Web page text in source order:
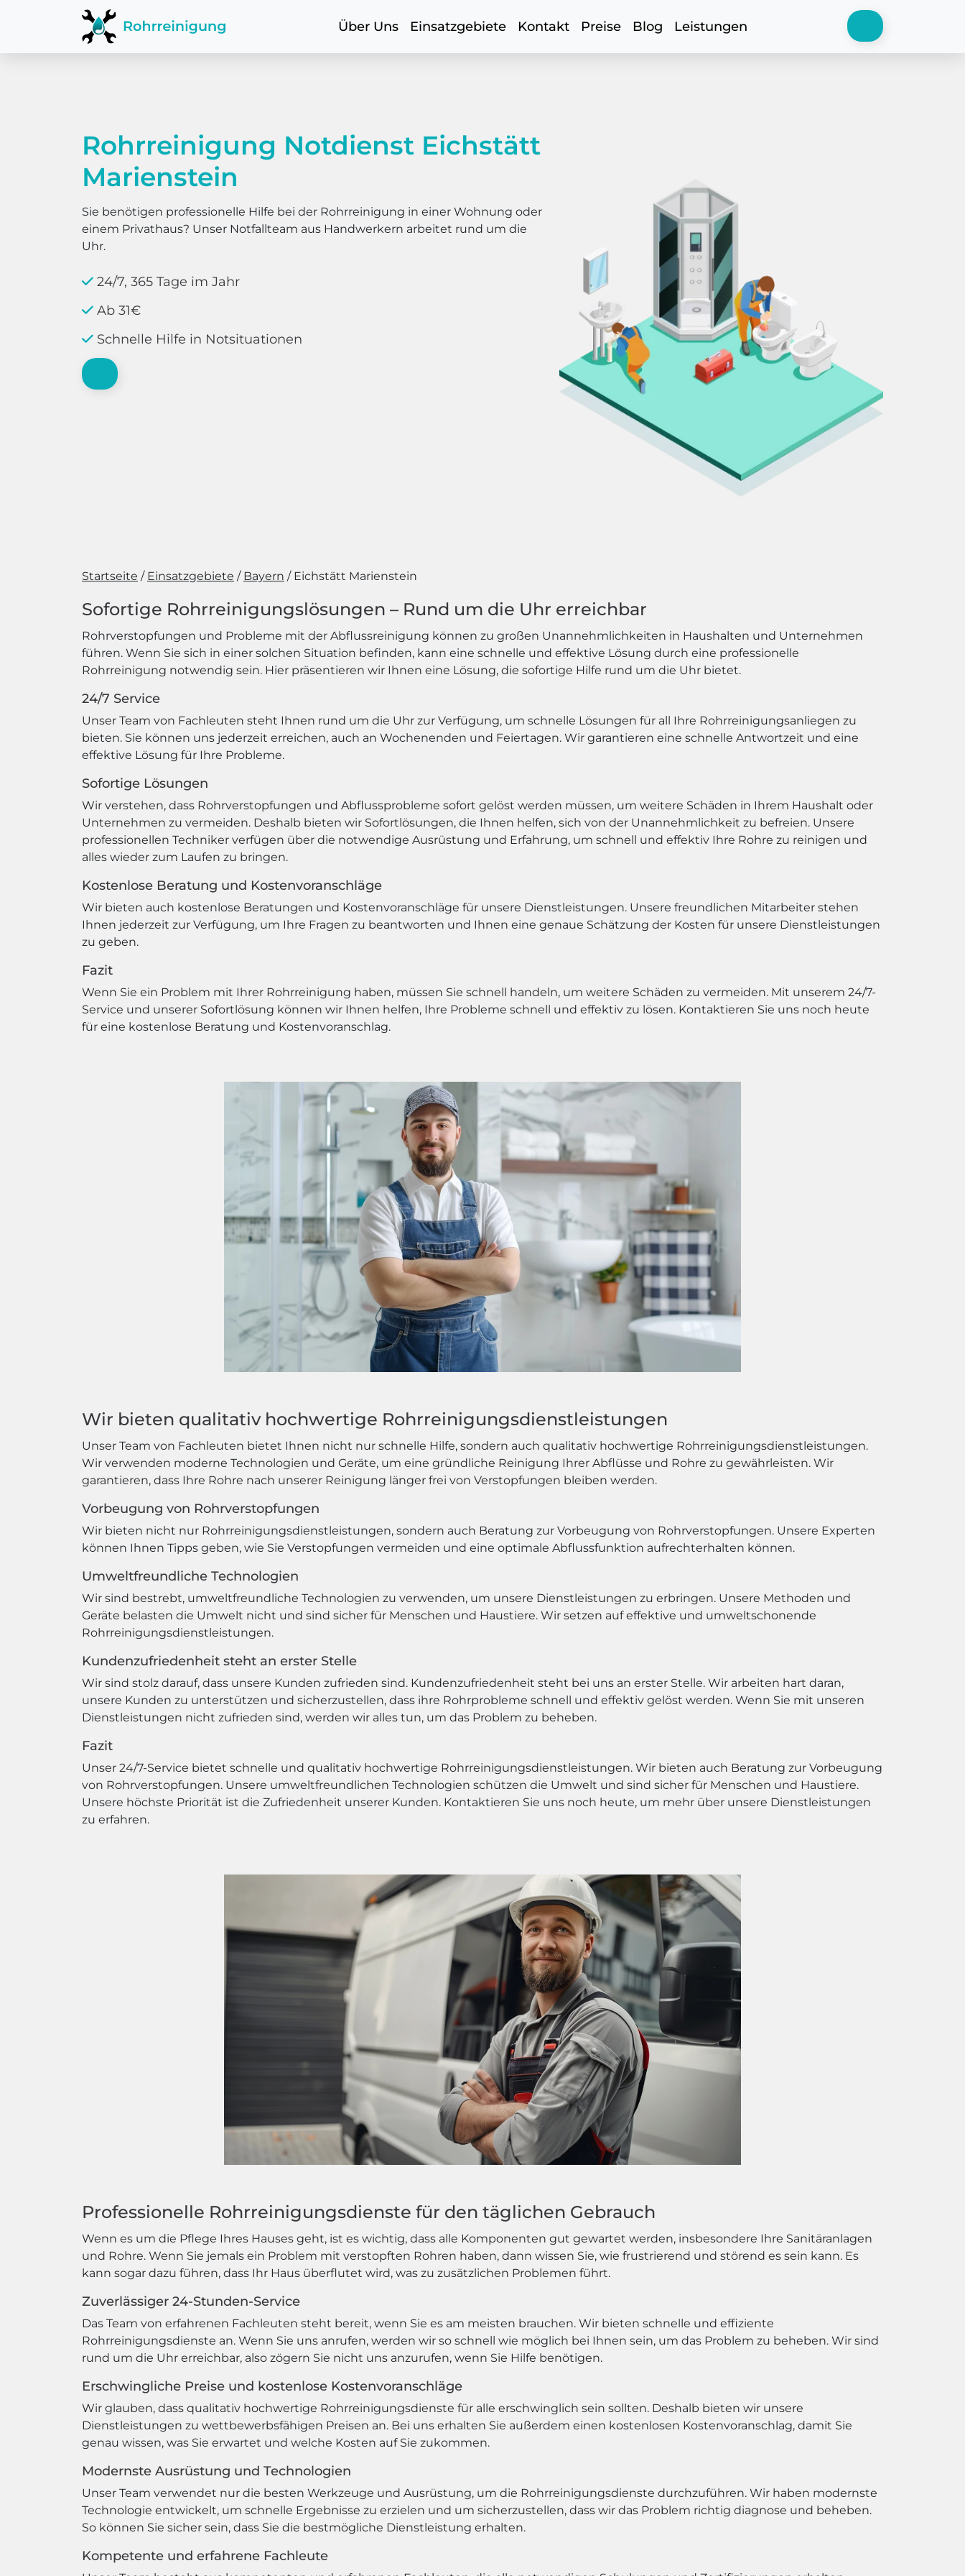
Über Uns Einsatzgebiete Kontakt Preise Blog Leistungen
Rohrreinigung Notdienst Eichstätt
Marienstein
Sie benötigen professionelle Hilfe bei der Rohrreinigung in einer Wohnung oder
einem Privathaus? Unser Notfallteam aus Handwerkern arbeitet rund um die
Uhr.
24/7, 365 Tage im Jahr
Ab 31€
Schnelle Hilfe in Notsituationen
Startseite Einsatzgebiete Bayern Eichstätt Marienstein
Sofortige Rohrreinigungslösungen – Rund um die Uhr erreichbar
Rohrverstopfungen und Probleme mit der Abflussreinigung können zu großen Unannehmlichkeiten in Haushalten und Unternehmen
führen. Wenn Sie sich in einer solchen Situation befinden, kann eine schnelle und effektive Lösung durch eine professionelle
Rohrreinigung notwendig sein. Hier präsentieren wir Ihnen eine Lösung, die sofortige Hilfe rund um die Uhr bietet.
24/7 Service
Unser Team von Fachleuten steht Ihnen rund um die Uhr zur Verfügung, um schnelle Lösungen für all Ihre Rohrreinigungsanliegen zu
bieten. Sie können uns jederzeit erreichen, auch an Wochenenden und Feiertagen. Wir garantieren eine schnelle Antwortzeit und eine
effektive Lösung für Ihre Probleme.
Sofortige Lösungen
Wir verstehen, dass Rohrverstopfungen und Abflussprobleme sofort gelöst werden müssen, um weitere Schäden in Ihrem Haushalt oder
Unternehmen zu vermeiden. Deshalb bieten wir Sofortlösungen, die Ihnen helfen, sich von der Unannehmlichkeit zu befreien. Unsere
professionellen Techniker verfügen über die notwendige Ausrüstung und Erfahrung, um schnell und effektiv Ihre Rohre zu reinigen und
alles wieder zum Laufen zu bringen.
Kostenlose Beratung und Kostenvoranschläge
Wir bieten auch kostenlose Beratungen und Kostenvoranschläge für unsere Dienstleistungen. Unsere freundlichen Mitarbeiter stehen
Ihnen jederzeit zur Verfügung, um Ihre Fragen zu beantworten und Ihnen eine genaue Schätzung der Kosten für unsere Dienstleistungen
zu geben.
Fazit
Wenn Sie ein Problem mit Ihrer Rohrreinigung haben, müssen Sie schnell handeln, um weitere Schäden zu vermeiden. Mit unserem 24/7-
Service und unserer Sofortlösung können wir Ihnen helfen, Ihre Probleme schnell und effektiv zu lösen. Kontaktieren Sie uns noch heute
für eine kostenlose Beratung und Kostenvoranschlag.
Wir bieten qualitativ hochwertige Rohrreinigungsdienstleistungen
Unser Team von Fachleuten bietet Ihnen nicht nur schnelle Hilfe, sondern auch qualitativ hochwertige Rohrreinigungsdienstleistungen.
Wir verwenden moderne Technologien und Geräte, um eine gründliche Reinigung Ihrer Abflüsse und Rohre zu gewährleisten. Wir
garantieren, dass Ihre Rohre nach unserer Reinigung länger frei von Verstopfungen bleiben werden.
Vorbeugung von Rohrverstopfungen
Wir bieten nicht nur Rohrreinigungsdienstleistungen, sondern auch Beratung zur Vorbeugung von Rohrverstopfungen. Unsere Experten
können Ihnen Tipps geben, wie Sie Verstopfungen vermeiden und eine optimale Abflussfunktion aufrechterhalten können.
Umweltfreundliche Technologien
Wir sind bestrebt, umweltfreundliche Technologien zu verwenden, um unsere Dienstleistungen zu erbringen. Unsere Methoden und
Geräte belasten die Umwelt nicht und sind sicher für Menschen und Haustiere. Wir setzen auf effektive und umweltschonende
Rohrreinigungsdienstleistungen.
Kundenzufriedenheit steht an erster Stelle
Wir sind stolz darauf, dass unsere Kunden zufrieden sind. Kundenzufriedenheit steht bei uns an erster Stelle. Wir arbeiten hart daran,
unsere Kunden zu unterstützen und sicherzustellen, dass ihre Rohrprobleme schnell und effektiv gelöst werden. Wenn Sie mit unseren
Dienstleistungen nicht zufrieden sind, werden wir alles tun, um das Problem zu beheben.
Fazit
Unser 24/7-Service bietet schnelle und qualitativ hochwertige Rohrreinigungsdienstleistungen. Wir bieten auch Beratung zur Vorbeugung
von Rohrverstopfungen. Unsere umweltfreundlichen Technologien schützen die Umwelt und sind sicher für Menschen und Haustiere.
Unsere höchste Priorität ist die Zufriedenheit unserer Kunden. Kontaktieren Sie uns noch heute, um mehr über unsere Dienstleistungen
zu erfahren.
Professionelle Rohrreinigungsdienste für den täglichen Gebrauch
Wenn es um die Pflege Ihres Hauses geht, ist es wichtig, dass alle Komponenten gut gewartet werden, insbesondere Ihre Sanitäranlagen
und Rohre. Wenn Sie jemals ein Problem mit verstopften Rohren haben, dann wissen Sie, wie frustrierend und störend es sein kann. Es
kann sogar dazu führen, dass Ihr Haus überflutet wird, was zu zusätzlichen Problemen führt.
Zuverlässiger 24-Stunden-Service
Das Team von erfahrenen Fachleuten steht bereit, wenn Sie es am meisten brauchen. Wir bieten schnelle und effiziente
Rohrreinigungsdienste an. Wenn Sie uns anrufen, werden wir so schnell wie möglich bei Ihnen sein, um das Problem zu beheben. Wir sind
rund um die Uhr erreichbar, also zögern Sie nicht uns anzurufen, wenn Sie Hilfe benötigen.
Erschwingliche Preise und kostenlose Kostenvoranschläge
Wir glauben, dass qualitativ hochwertige Rohrreinigungsdienste für alle erschwinglich sein sollten. Deshalb bieten wir unsere
Dienstleistungen zu wettbewerbsfähigen Preisen an. Bei uns erhalten Sie außerdem einen kostenlosen Kostenvoranschlag, damit Sie
genau wissen, was Sie erwartet und welche Kosten auf Sie zukommen.
Modernste Ausrüstung und Technologien
Unser Team verwendet nur die besten Werkzeuge und Ausrüstung, um die Rohrreinigungsdienste durchzuführen. Wir haben modernste
Technologie entwickelt, um schnelle Ergebnisse zu erzielen und um sicherzustellen, dass wir das Problem richtig diagnose und beheben.
So können Sie sicher sein, dass Sie die bestmögliche Dienstleistung erhalten.
Kompetente und erfahrene Fachleute